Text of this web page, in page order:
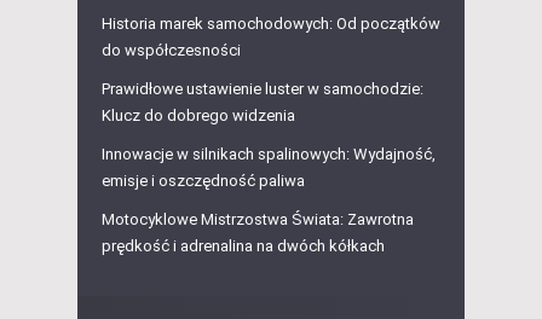
Historia marek samochodowych: Od początków
do współczesności
Prawidłowe ustawienie luster w samochodzie:
Klucz do dobrego widzenia
Innowacje w silnikach spalinowych: Wydajność,
emisje i oszczędność paliwa
Motocyklowe Mistrzostwa Świata: Zawrotna
prędkość i adrenalina na dwóch kółkach